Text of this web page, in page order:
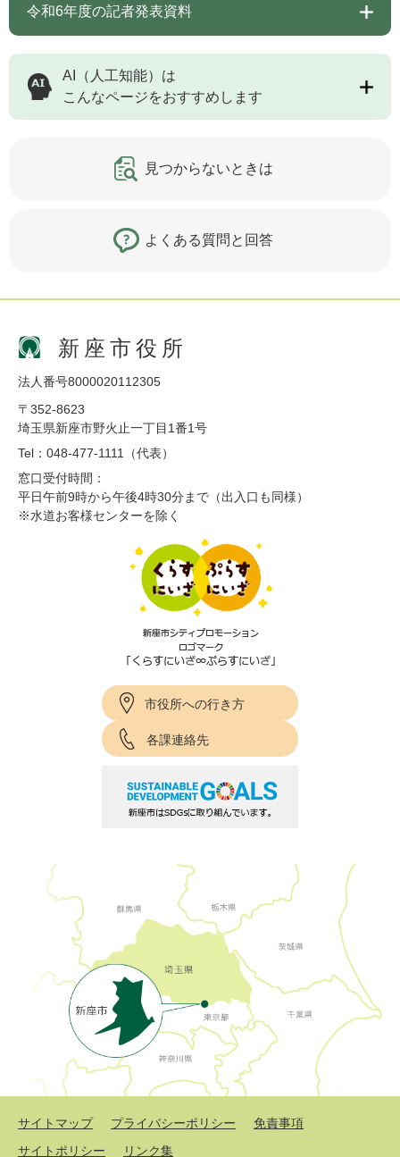
令和6年度の記者発表資料
AI（人工知能）は
こんなページをおすすめします
見つからないときは
よくある質問と回答
新座市役所
法人番号8000020112305
〒352-8623
埼玉県新座市野火止一丁目1番1号
Tel：048-477-1111（代表）
窓口受付時間：
平日午前9時から午後4時30分まで（出入口も同様）
※水道お客様センターを除く
市役所への行き方
各課連絡先
サイトマップ プライバシーポリシー
免責事項
サイトポリシー
リンク集